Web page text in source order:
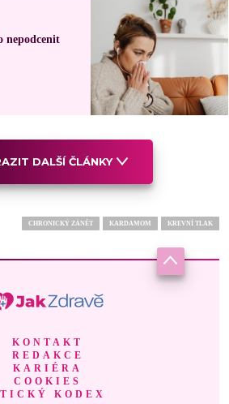
nepodcenit
DALŠÍ ČLÁNKY
CHRONICKÝ ZÁNĚT KARDAMOM KREVNÍ TLAK
KONTAKT
REDAKCE
KARIÉRA
COOKIES
KODEX